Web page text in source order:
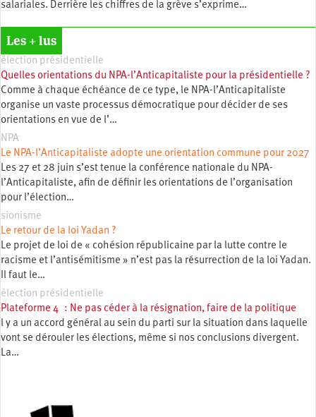
salariales. Derrière les chiffres de la grève s’exprime…
Les + lus
élection présidentielle
Quelles orientations du NPA-l’Anticapitaliste pour la présidentielle ?
Comme à chaque échéance de ce type, le NPA-l’Anticapitaliste
organise un vaste processus démocratique pour décider de ses
orientations en vue de l’…
NPA
Le NPA-l’Anticapitaliste adopte une orientation commune pour 2027
Les 27 et 28 juin s’est tenue la conférence nationale du NPA-
l’Anticapitaliste, afin de définir les orientations de l’organisation
pour l’élection…
sionisme
Le retour de la loi Yadan ?
Le projet de loi de « cohésion républicaine par la lutte contre le
racisme et l’antisémitisme » n’est pas la résurrection de la loi Yadan.
Il faut le…
élection présidentielle
Plateforme 4 : Ne pas céder à la résignation, faire de la politique
l y a un accord général au sein du parti sur la situation dans laquelle
vont se dérouler les élections, même si nos conclusions divergent.
La…